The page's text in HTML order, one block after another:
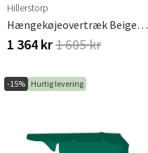
Hillerstorp
Hængekøjeovertræk Beige Polyester
1 364 kr1 605 kr
-15% Hurtig levering